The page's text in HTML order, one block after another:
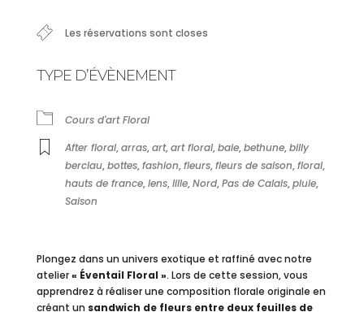
Les réservations sont closes
TYPE D’ÉVÈNEMENT
Cours d'art Floral
After floral,arras,art,art floral,baie,bethune,billy
berclau,bottes,fashion,fleurs,fleurs de saison,floral,
hauts de france,lens,lille,Nord,Pas de Calais,pluie,
Saison
Plongez dans un univers exotique et raffiné avec notre
atelier« Éventail Floral ». Lors de cette session, vous
apprendrez à réaliser une composition florale originale en
créant un sandwich de fleurs entre deux feuilles de